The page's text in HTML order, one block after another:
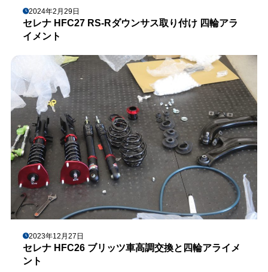
2024年2月29日
セレナ HFC27 RS-Rダウンサス取り付け 四輪アラ
イメント
2023年12月27日
セレナ HFC26 ブリッツ車高調交換と四輪アライメ
ント